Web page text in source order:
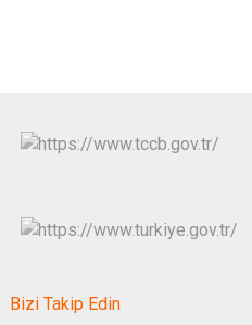
Bizi Takip Edin